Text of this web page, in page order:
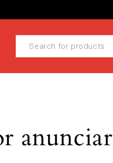
anunciar